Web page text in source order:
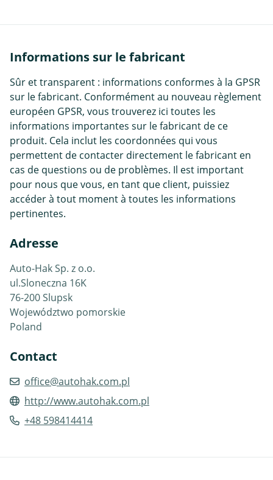
Informations sur le fabricant
Sûr et transparent : informations conformes à la GPSR
sur le fabricant. Conformément au nouveau règlement
européen GPSR, vous trouverez ici toutes les
informations importantes sur le fabricant de ce
produit. Cela inclut les coordonnées qui vous
permettent de contacter directement le fabricant en
cas de questions ou de problèmes. Il est important
pour nous que vous, en tant que client, puissiez
accéder à tout moment à toutes les informations
pertinentes.
Adresse
Auto-Hak Sp. z o.o.
ul.Sloneczna 16K
76-200 Slupsk
Województwo pomorskie
Poland
Contact
office@autohak.com.pl
http://www.autohak.com.pl
+48 598414414